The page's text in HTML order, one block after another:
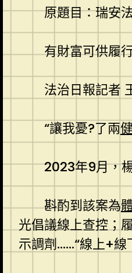
原題目：瑞安
有財富可供履
法治日報記者
“讓我憂?了兩
2023年9月，
斟酌到該案為
光倡議線上查控；
示調劑……“線上+線